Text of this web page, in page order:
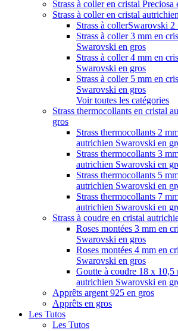
Strass à coller en cristal Preciosa
Strass à coller en cristal
Strass à collerSwarovski 2
Strass à coller 3 mm en
Swarovski en gros
Strass à coller 4 mm en
Swarovski en gros
Strass à coller 5 mm en
Swarovski en gros
Voir toutes les catégories
Strass thermocollants en cristal
gros
Strass thermocollants 2
autrichien Swarovski en
Strass thermocollants 3
autrichien Swarovski en
Strass thermocollants 5
autrichien Swarovski en
Strass thermocollants 7
autrichien Swarovski en
Strass à coudre en cristal
Roses montées 3 mm en
Swarovski en gros
Roses montées 4 mm en
Swarovski en gros
Goutte à coudre 18 x 10,5
autrichien Swarovski en
Apprêts argent 925 en gros
Apprêts en gros
Les Tutos
Les Tutos